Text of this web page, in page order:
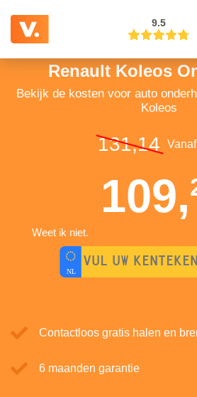
9.5
Renault Koleos
Bekijk de kosten voor auto
Koleos
131,14
109,
Weet ik niet.
Contactloos gratis halen en
6 maanden garantie